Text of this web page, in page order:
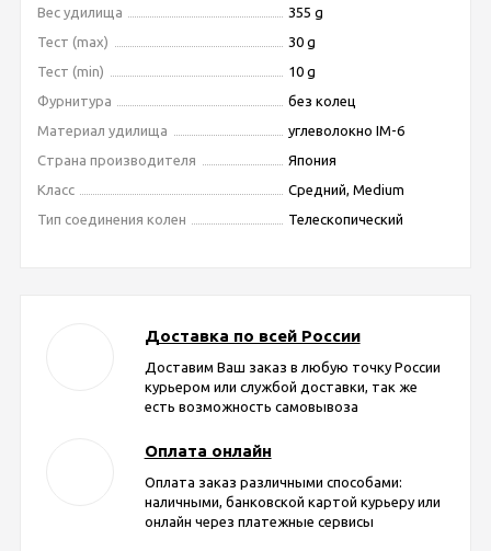
Вес удилища
355 g
Тест (max)
30 g
Тест (min)
10 g
Фурнитура
без колец
Материал удилища
углеволокно IM-6
Страна производителя
Япония
Класс
Средний, Medium
Тип соединения колен
Телескопический
Доставка по всей России
Доставим Ваш заказ в любую точку России
курьером или службой доставки, так же
есть возможность самовывоза
Оплата онлайн
Оплата заказ различными способами:
наличными, банковской картой курьеру или
онлайн через платежные сервисы